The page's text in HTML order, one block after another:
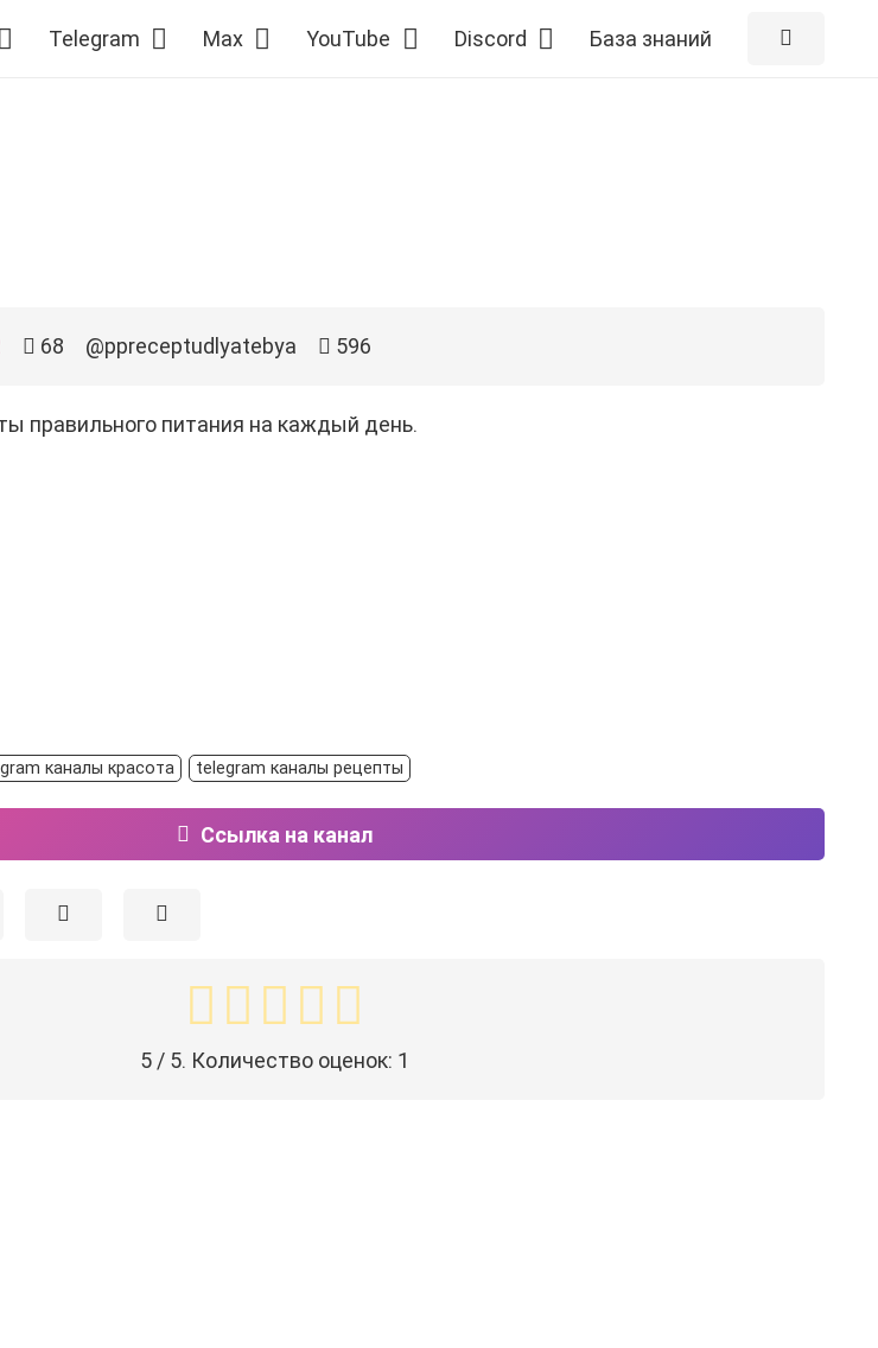
Telegram Max YouTube Discord База знаний
68 @ppreceptudlyatebya 596
правильного питания на каждый день.
каналы красота telegram каналы рецепты
Ссылка на канал
5 / 5. Количество оценок: 1